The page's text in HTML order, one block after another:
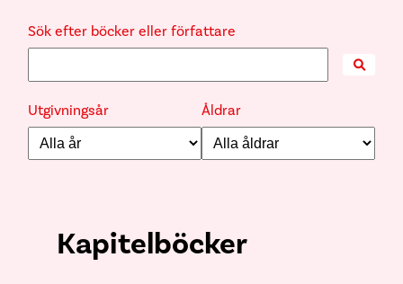
Sök efter böcker eller författare
Search
Utgivningsår Åldrar
Kapitelböcker